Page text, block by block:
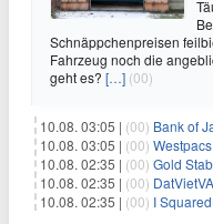
Schnäppchenpreisen
Fahrzeug noch die
geht es? […] (00)
10.08. 03:05 | (00) Bank of Japan
10.08. 03:05 | (00) Westpacs Illiana
10.08. 02:35 | (00) Gold
10.08. 02:35 | (00) DatVietVAC strebt
10.08. 02:35 | (00) I Squared